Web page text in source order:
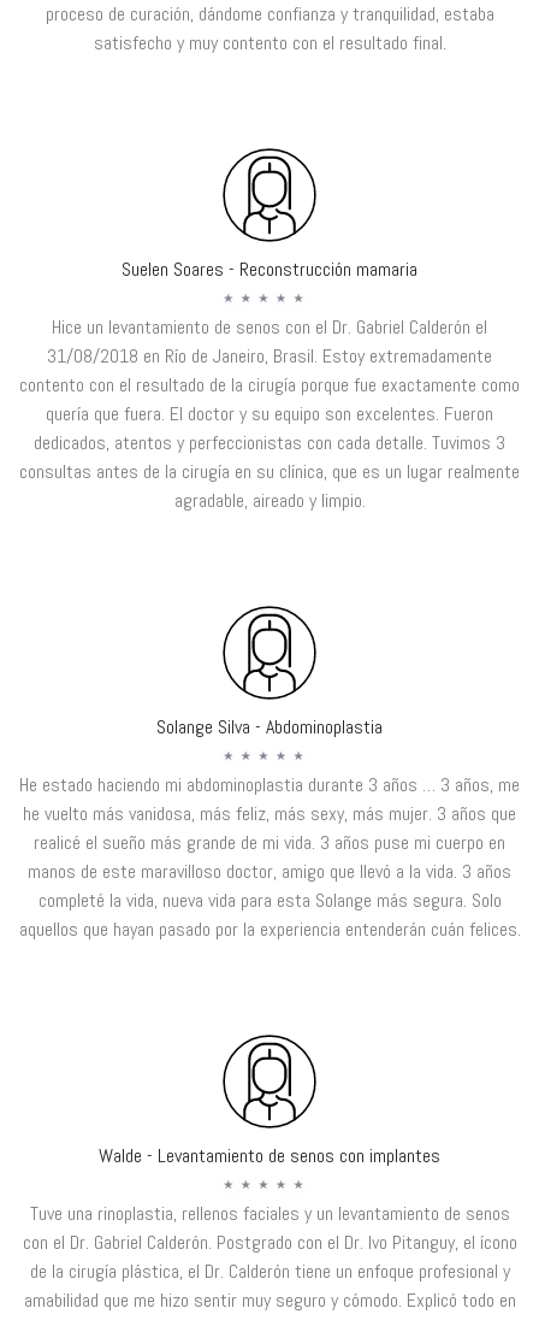
proceso de curación, dándome confianza y tranquilidad, estaba
satisfecho y muy contento con el resultado final.
Suelen Soares - Reconstrucción mamaria
Hice un levantamiento de senos con el Dr. Gabriel Calderón el
31/08/2018 en Río de Janeiro, Brasil. Estoy extremadamente
contento con el resultado de la cirugía porque fue exactamente como
quería que fuera. El doctor y su equipo son excelentes. Fueron
dedicados, atentos y perfeccionistas con cada detalle. Tuvimos 3
consultas antes de la cirugía en su clínica, que es un lugar realmente
agradable, aireado y limpio.
Solange Silva - Abdominoplastia
He estado haciendo mi abdominoplastia durante 3 años … 3 años, me
he vuelto más vanidosa, más feliz, más sexy, más mujer. 3 años que
realicé el sueño más grande de mi vida. 3 años puse mi cuerpo en
manos de este maravilloso doctor, amigo que llevó a la vida. 3 años
completé la vida, nueva vida para esta Solange más segura. Solo
aquellos que hayan pasado por la experiencia entenderán cuán felices.
Walde - Levantamiento de senos con implantes
Tuve una rinoplastia, rellenos faciales y un levantamiento de senos
con el Dr. Gabriel Calderón. Postgrado con el Dr. Ivo Pitanguy, el ícono
de la cirugía plástica, el Dr. Calderón tiene un enfoque profesional y
amabilidad que me hizo sentir muy seguro y cómodo. Explicó todo en